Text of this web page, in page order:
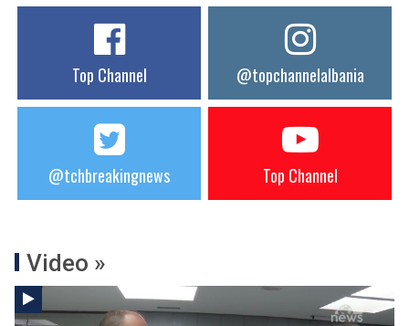
Top Channel @topchannelalbania
@tchbreakingnews Top Channel
Video »